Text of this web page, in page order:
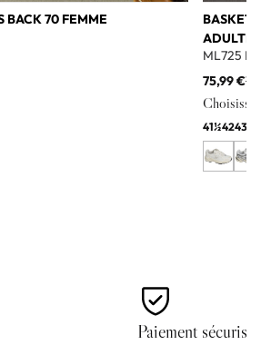
BACK 70 FEMME
ADULTE
ML725
75,99 €
41½4243
Paiement sécurisé